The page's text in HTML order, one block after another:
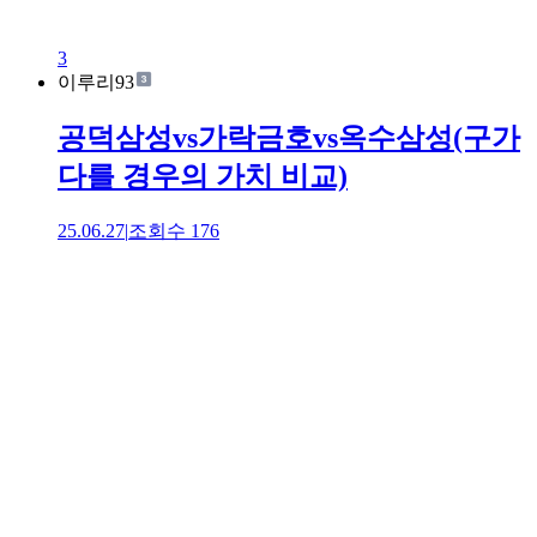
3
이루리93
공덕삼성vs가락금호vs옥수삼성(구가
다를 경우의 가치 비교)
25.06.27|조회수 176